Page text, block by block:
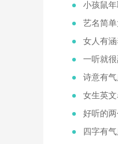
小孩鼠年
艺名简
女人有
一听就很
诗意有
女生英
好听的
四字有